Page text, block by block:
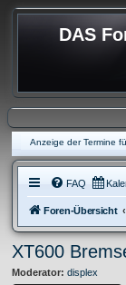
DAS
Anzeige der Termine
FAQ
Foren-Übersicht
XT600
Moderator: displex